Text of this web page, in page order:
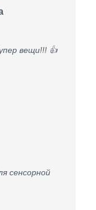
вещи!!! 👍
сенсорной